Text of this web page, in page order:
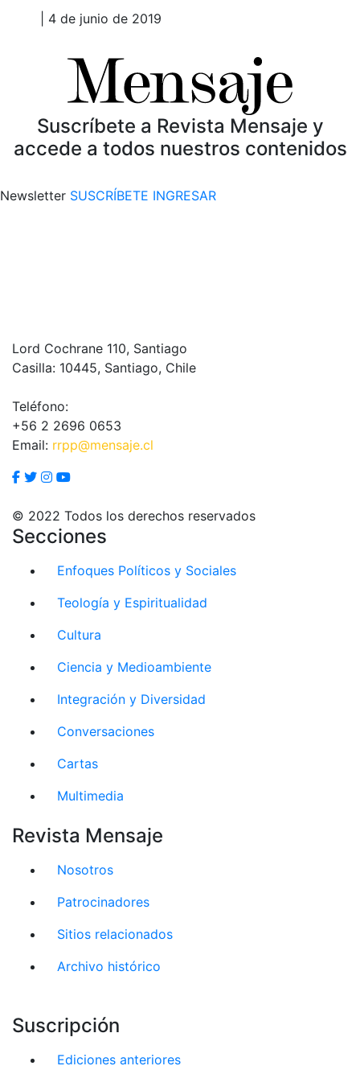
| 4 de junio de 2019
Suscríbete a Revista Mensaje y
accede a todos nuestros contenidos
Newsletter SUSCRÍBETE INGRESAR
Lord Cochrane 110, Santiago
Casilla: 10445, Santiago, Chile
Teléfono:
+56 2 2696 0653
Email: rrpp@mensaje.cl
© 2022 Todos los derechos reservados
Secciones
Enfoques Políticos y Sociales
Teología y Espiritualidad
Cultura
Ciencia y Medioambiente
Integración y Diversidad
Conversaciones
Cartas
Multimedia
Revista Mensaje
Nosotros
Patrocinadores
Sitios relacionados
Archivo histórico
Suscripción
Ediciones anteriores